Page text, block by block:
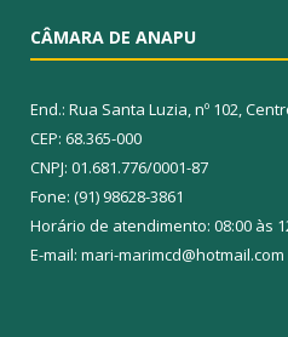
CÂMARA DE ANAPU
End.: Rua Santa Luzia, nº 102,
CEP: 68.365-000
CNPJ: 01.681.776/0001-87
Fone: (91) 98628-3861
Horário de atendimento: 08:00 às
E-mail: mari-marimcd@hotmail.com